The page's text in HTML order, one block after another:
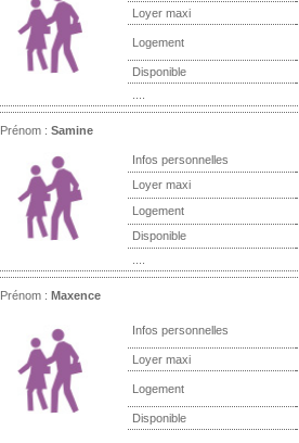
Loyer maxi
Logement
Disponible
Prénom : Samine
Infos personnelles
Loyer maxi
Logement
Disponible
Prénom : Maxence
Infos personnelles
Loyer maxi
Logement
Disponible